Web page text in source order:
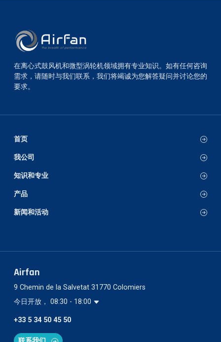
在离心式鼓风机和微型涡轮机领域拥有专业知识。如有任何咨询
需求，请随时与我们联系，我们将竭诚为您解答疑问并讨论您的
要求。
首页
我公司
知识和专业
产品
新闻和活动
Airfan
9 Chemin de la Salvetat 31770 Colomiers
今日开放， 08:30 - 18:00
+33 5 34 50 45 50